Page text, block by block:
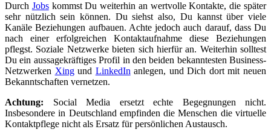
Durch Jobskommst Du weiterhin an wertvolle Kontakte, die später
sehr nützlich sein können. Du siehst also, Du kannst über viele
Kanäle Beziehungen aufbauen. Achte jedoch auch darauf, dass Du
nach einer erfolgreichen Kontaktaufnahme diese Beziehungen
pflegst. Soziale Netzwerke bieten sich hierfür an. Weiterhin solltest
Du ein aussagekräftiges Profil in den beiden bekanntesten Business-
Netzwerken Xingund LinkedIn anlegen, und Dich dort mit neuen
Bekanntschaften vernetzen.
Achtung: Social Media ersetzt echte Begegnungen nicht.
Insbesondere in Deutschland empfinden die Menschen die virtuelle
Kontaktpflege nicht als Ersatz für persönlichen Austausch.